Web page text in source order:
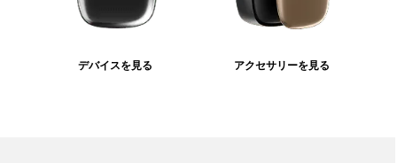
デバイスを見る アクセサリーを見る